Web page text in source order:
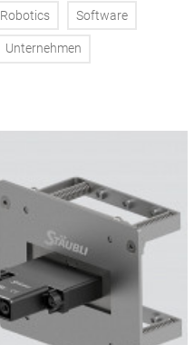
Robotics Software
Unternehmen